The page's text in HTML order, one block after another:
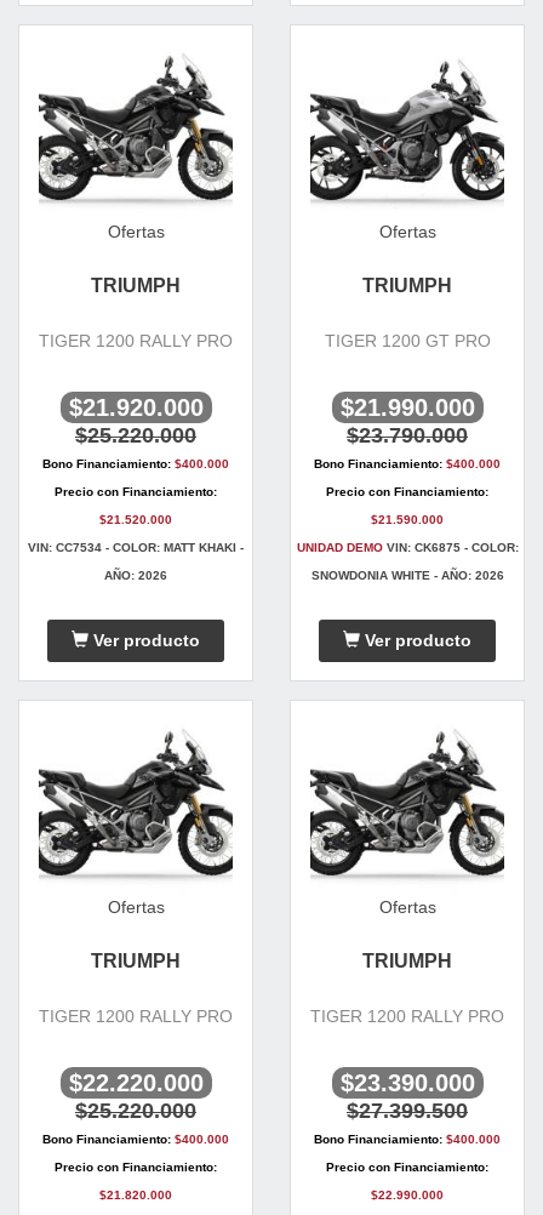
Ofertas
TRIUMPH
TIGER 1200 RALLY PRO
$21.920.000
$25.220.000
Bono Financiamiento: $400.000
Precio con Financiamiento:
$21.520.000
VIN: CC7534 - COLOR: MATT KHAKI -
AÑO: 2026
Ver producto
Ofertas
TRIUMPH
TIGER 1200 GT PRO
$21.990.000
$23.790.000
Bono Financiamiento: $400.000
Precio con Financiamiento:
$21.590.000
UNIDAD DEMOVIN: CK6875 - COLOR:
SNOWDONIA WHITE - AÑO: 2026
Ver producto
Ofertas
TRIUMPH
TIGER 1200 RALLY PRO
$22.220.000
$25.220.000
Bono Financiamiento: $400.000
Precio con Financiamiento:
$21.820.000
Ofertas
TRIUMPH
TIGER 1200 RALLY PRO
$23.390.000
$27.399.500
Bono Financiamiento: $400.000
Precio con Financiamiento:
$22.990.000